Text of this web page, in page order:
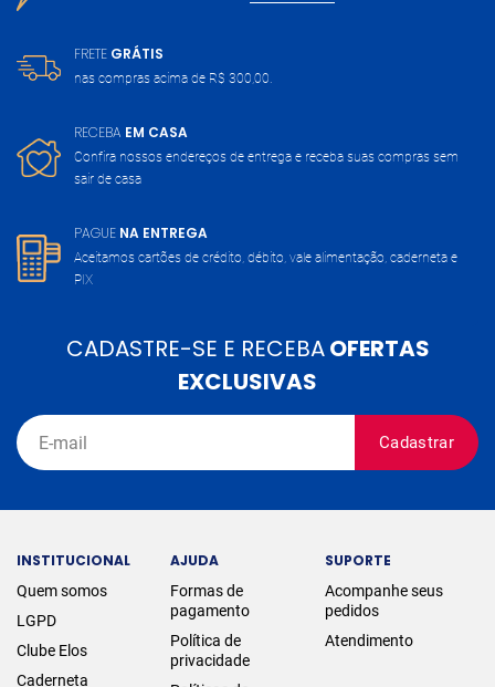
FRETE GRÁTIS
nas compras acima de R$ 300,00.
RECEBA EM CASA
Confira nossos endereços de entrega e receba suas compras sem
sair de casa
PAGUE NA ENTREGA
Aceitamos cartões de crédito, débito, vale alimentação, caderneta e
PIX
CADASTRE-SE E RECEBAOFERTAS
EXCLUSIVAS
Cadastrar
INSTITUCIONAL
Quem somos
LGPD
Clube Elos
Caderneta
AJUDA
Formas de
pagamento
Política de
privacidade
SUPORTE
Acompanhe seus
pedidos
Atendimento